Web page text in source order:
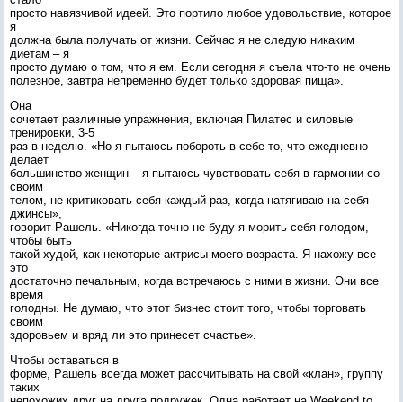
просто навязчивой идеей. Это портило любое удовольствие, которое
я
должна была получать от жизни. Сейчас я не следую никаким
диетам – я
просто думаю о том, что я ем. Если сегодня я съела что-то не очень
полезное, завтра непременно будет только здоровая пища».
Она
сочетает различные упражнения, включая Пилатес и силовые
тренировки, 3-5
раз в неделю. «Но я пытаюсь побороть в себе то, что ежедневно
делает
большинство женщин – я пытаюсь чувствовать себя в гармонии со
своим
телом, не критиковать себя каждый раз, когда натягиваю на себя
джинсы»,
говорит Рашель. «Никогда точно не буду я морить себя голодом,
чтобы быть
такой худой, как некоторые актрисы моего возраста. Я нахожу все
это
достаточно печальным, когда встречаюсь с ними в жизни. Они все
время
голодны. Не думаю, что этот бизнес стоит того, чтобы торговать
своим
здоровьем и вряд ли это принесет счастье».
Чтобы оставаться в
форме, Рашель всегда может рассчитывать на свой «клан», группу
таких